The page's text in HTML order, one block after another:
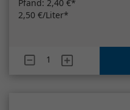
Pfand: 2,40 €*
2,50 €/Liter*
Artikelanzahl